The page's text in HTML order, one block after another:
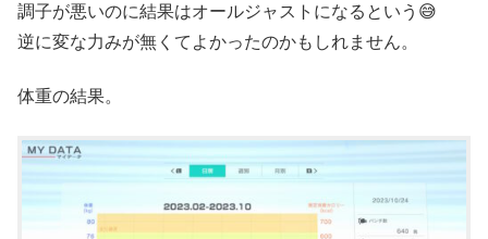
調子が悪いのに結果はオールジャストになるという😅
逆に変な力みが無くてよかったのかもしれません。
体重の結果。